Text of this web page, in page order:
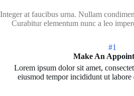
Integer at faucibus urna. Nullam
Curabitur elementum nunc a leo
#1
Make An
Lorem ipsum dolor sit amet,
eiusmod tempor incididunt ut labore